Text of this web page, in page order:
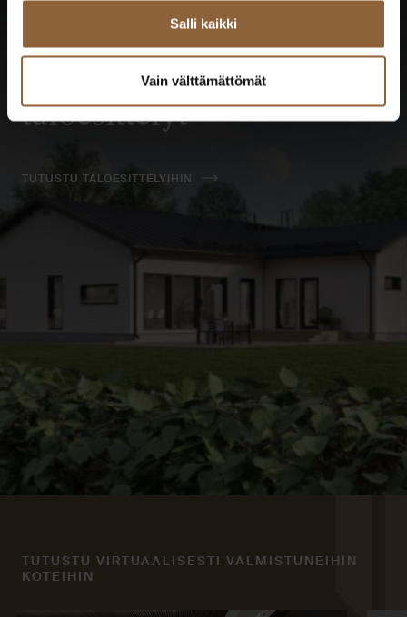
Salli kaikki
Vain välttämättömät
Katso kaikki tulevat
taloesittelyt
TUTUSTU TALOESITTELYIHIN
TUTUSTU VIRTUAALISESTI VALMISTUNEIHIN
KOTEIHIN